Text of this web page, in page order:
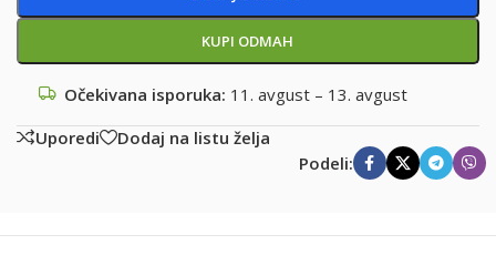
KUPI ODMAH
Očekivana isporuka: 11. avgust – 13. avgust
Uporedi
Dodaj na listu želja
Podeli: